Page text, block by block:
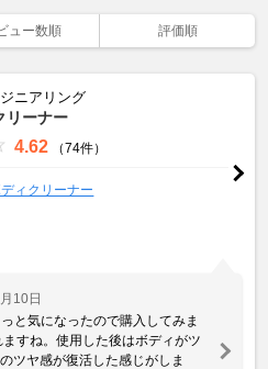
ュー数順 評価順
ニアリング
リーナー
4.62 （74件）
ィクリーナー
10日
と気になったので購入してみま
すね。使用した後はボディがツ
ツヤ感が復活した感じがしま